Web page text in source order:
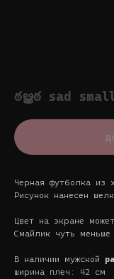
ఠൠఠ sad
Черная футболка из
Рисунок нанесен
Цвет на экране
Смайлик чуть
В наличии мужской
ширина плеч: 42 см